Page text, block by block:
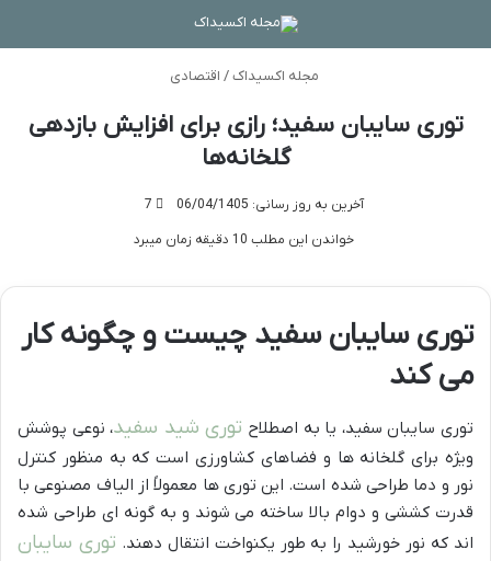
مجله اکسیداک / اقتصادی
توری سایبان سفید؛ رازی برای افزایش بازدهی
گلخانه‌ها
آخرین به روز رسانی: 06/04/1405
7
خواندن این مطلب 10 دقیقه زمان میبرد
توری سایبان سفید چیست و چگونه کار
می کند
توری سایبان سفید، یا به اصطلاح توری شید سفید، نوعی پوشش
ویژه برای گلخانه ها و فضاهای کشاورزی است که به منظور کنترل
نور و دما طراحی شده است. این توری ها معمولاً از الیاف مصنوعی با
قدرت کششی و دوام بالا ساخته می شوند و به گونه ای طراحی شده
اند که نور خورشید را به طور یکنواخت انتقال دهند. توری سایبان